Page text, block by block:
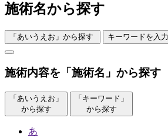
施術名から探す
「あいうえお」から探す キーワードを入力
施術内容を「施術名」から探す
「あいうえお」
から探す
「キーワード」
から探す
あ